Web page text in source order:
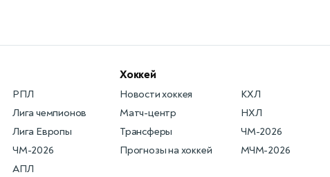
РПЛ
Лига чемпионов
Лига Европы
ЧМ-2026
АПЛ
Хоккей
Новости хоккея
КХЛ
Матч-центр
НХЛ
Трансферы
ЧМ-2026
Прогнозы на хоккей
МЧМ-2026